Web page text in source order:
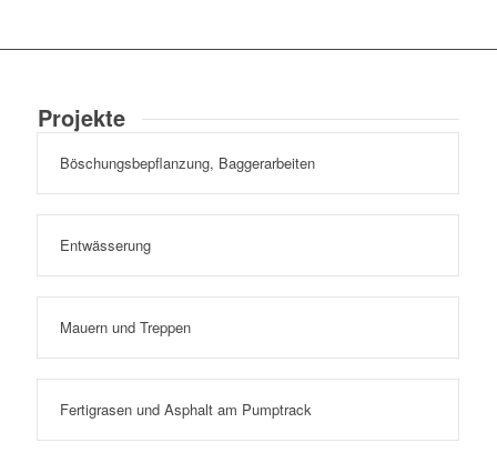
Projekte
Böschungsbepflanzung, Baggerarbeiten
Entwässerung
Mauern und Treppen
Fertigrasen und Asphalt am Pumptrack